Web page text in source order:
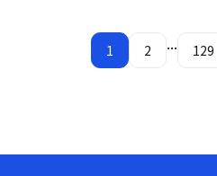
1 2 ... 129